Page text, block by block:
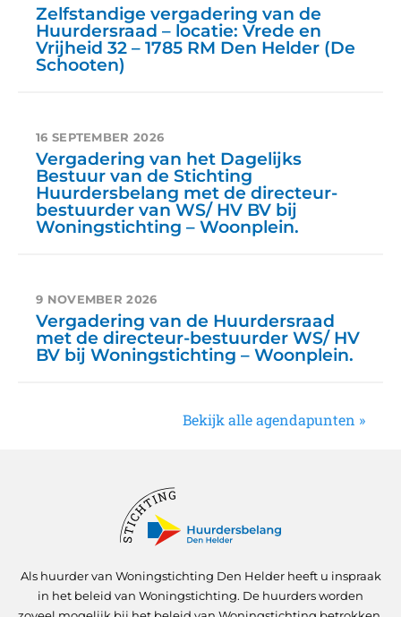
Zelfstandige vergadering van de
Huurdersraad – locatie: Vrede en
Vrijheid 32 – 1785 RM Den Helder (De
Schooten)
16 SEPTEMBER 2026
Vergadering van het Dagelijks
Bestuur van de Stichting
Huurdersbelang met de directeur-
bestuurder van WS/ HV BV bij
Woningstichting – Woonplein.
9 NOVEMBER 2026
Vergadering van de Huurdersraad
met de directeur-bestuurder WS/ HV
BV bij Woningstichting – Woonplein.
Bekijk alle agendapunten »
Als huurder van Woningstichting Den Helder heeft u inspraak
in het beleid van Woningstichting. De huurders worden